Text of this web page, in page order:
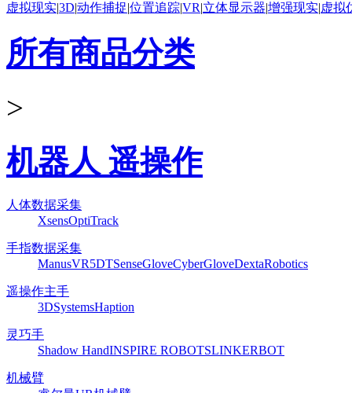
虚拟现实|3D|动作捕捉|位置追踪|VR|立体显示器|增强现实|虚拟
所有商品分类
>
机器人 遥操作
人体数据采集
XsensOptiTrack
手指数据采集
ManusVR5DTSenseGloveCyberGloveDextaRobotics
遥操作主手
3DSystemsHaption
灵巧手
Shadow HandINSPIRE ROBOTSLINKERBOT
机械臂